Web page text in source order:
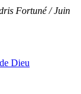
Fortuné / Juin
Dieu